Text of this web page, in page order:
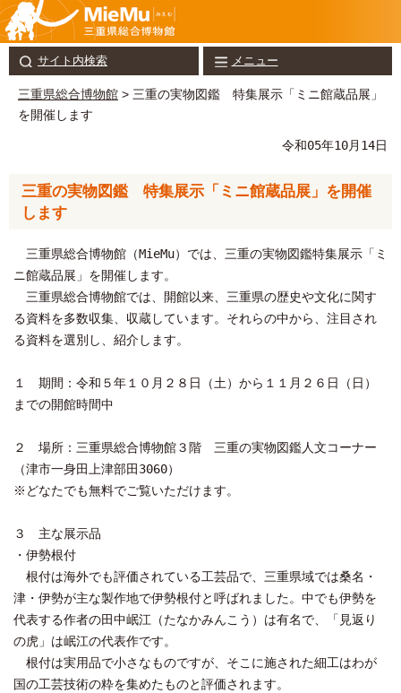
サイト内検索 メニュー
三重県総合博物館 > 三重の実物図鑑 特集展示「ミニ館蔵品展」
を開催します
令和05年10月14日
三重の実物図鑑 特集展示「ミニ館蔵品展」を開催
します
三重県総合博物館（MieMu）では、三重の実物図鑑特集展示「ミ
ニ館蔵品展」を開催します。
三重県総合博物館では、開館以来、三重県の歴史や文化に関す
る資料を多数収集、収蔵しています。それらの中から、注目され
る資料を選別し、紹介します。
１ 期間：令和５年１０月２８日（土）から１１月２６日（日）
までの開館時間中
２ 場所：三重県総合博物館３階 三重の実物図鑑人文コーナー
（津市一身田上津部田3060）
※どなたでも無料でご覧いただけます。
３ 主な展示品
・伊勢根付
根付は海外でも評価されている工芸品で、三重県域では桑名・
津・伊勢が主な製作地で伊勢根付と呼ばれました。中でも伊勢を
代表する作者の田中岷江（たなかみんこう）は有名で、「見返り
の虎」は岷江の代表作です。
根付は実用品で小さなものですが、そこに施された細工はわが
国の工芸技術の粋を集めたものと評価されます。